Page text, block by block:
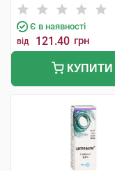
Лабораторій
Є в наявності
від 121.40 грн
КУПИТИ